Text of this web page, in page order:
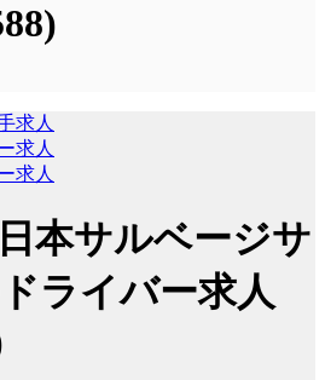
求人
求人
求人
本サルベージサ
ライバー求人